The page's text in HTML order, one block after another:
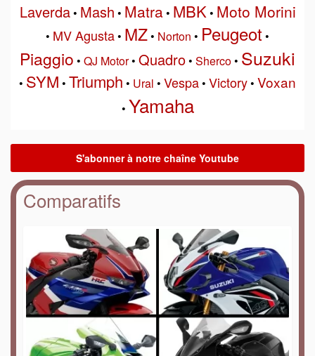
Laverda• Mash • Matra• MBK• Moto Morini
• MV Agusta• MZ• Norton • Peugeot •
Piaggio • QJ Motor• Quadro• Sherco• Suzuki
• SYM • Triumph • Ural • Vespa• Victory• Voxan
• Yamaha
Comparatifs